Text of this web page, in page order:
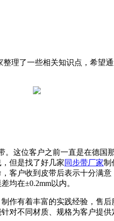
整理了一些相关知识点，希望
这位客户之前一直是在德
但是找了好几家同步带厂家制
客户收到皮带后表示十分满
均在±0.2mm以内。
作有着丰富的实践经验，售
对不同材质、规格为客户提